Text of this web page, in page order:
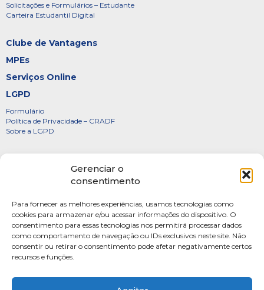
Gerenciar o
consentimento
Para fornecer as melhores experiências, usamos tecnologias como
cookies para armazenar e/ou acessar informações do dispositivo. O
consentimento para essas tecnologias nos permitirá processar dados
como comportamento de navegação ou IDs exclusivos neste site. Não
consentir ou retirar o consentimento pode afetar negativamente certos
recursos e funções.
Solicitações e Formulários – Estudante
Carteira Estudantil Digital
Clube de Vantagens
MPEs
Serviços Online
LGPD
Formulário
Política de Privacidade – CRADF
Sobre a LGPD
Diretoria
FOTOS
Webmail
Artigos
Escritores do Sistema